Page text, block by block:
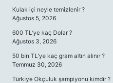
Kulak içi neyle temizlenir ?
Ağustos 5, 2026
600 TL’ye kaç Dolar ?
Ağustos 3, 2026
50 bin TL’ye kaç gram altın alınır ?
Temmuz 30, 2026
Türkiye Okçuluk şampiyonu kimdir ?